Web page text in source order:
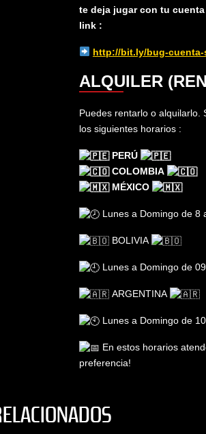
te deja jugar con tu
link :
http://bit.ly/bug-cuenta-
ALQUILER
Puedes rentarlo o alquilarlo.
los siguientes horarios :
PERÚ
COLOMBIA
MÉXICO
Lunes a Domingo de 8
BOLIVIA
Lunes a Domingo de
ARGENTINA
Lunes a Domingo de
En estos horarios
preferencia!